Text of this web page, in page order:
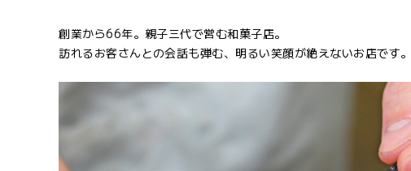
創業から66年。親子三代で営む和菓子店。
訪れるお客さんとの会話も弾む、明るい笑顔が絶えないお店です。